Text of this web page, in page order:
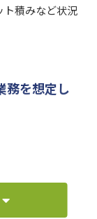
ト積みなど状況
務を想定し